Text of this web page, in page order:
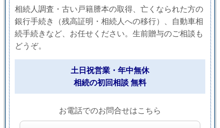
相続人調査・古い戸籍謄本の取得、亡くなられた方の
銀行手続き（残高証明・相続人への移行）、自動車相
続手続きなど、お任せください。生前贈与のご相談も
どうぞ。
土日祝営業・年中無休
相続の初回相談 無料
お電話でのお問合せはこちら